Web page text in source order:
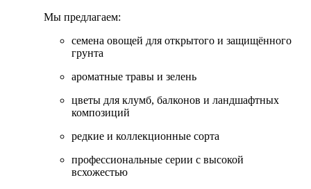
Мы предлагаем:
семена овощей для открытого и защищённого
грунта
ароматные травы и зелень
цветы для клумб, балконов и ландшафтных
композиций
редкие и коллекционные сорта
профессиональные серии с высокой
всхожестью